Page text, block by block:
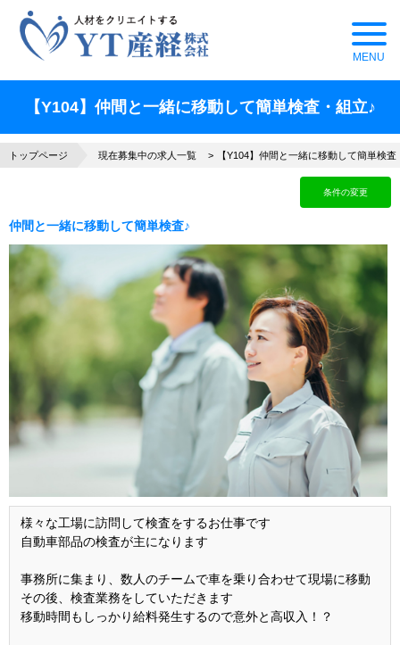
【Y104】仲間と一緒に移動して簡単検査・組立♪
トップページ 現在募集中の求人一覧 【Y104】仲間と一緒に移動して簡単検査
条件の変更
仲間と一緒に移動して簡単検査♪
様々な工場に訪問して検査をするお仕事です
自動車部品の検査が主になります
事務所に集まり、数人のチームで車を乗り合わせて現場に移動
その後、検査業務をしていただきます
移動時間もしっかり給料発生するので意外と高収入！？